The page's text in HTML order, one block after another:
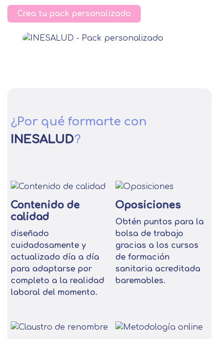
Crea tu pack personalizado
¿Por qué formarte con
INESALUD?
Contenido de
calidad
diseñado
cuidadosamente y
actualizado día a día
para adaptarse por
completo a la realidad
laboral del momento.
Oposiciones
Obtén puntos para la
bolsa de trabajo
gracias a los cursos
de formación
sanitaria acreditada
baremables.